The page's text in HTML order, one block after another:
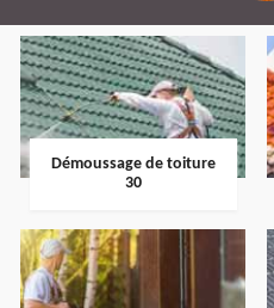
Démoussage de toiture
30